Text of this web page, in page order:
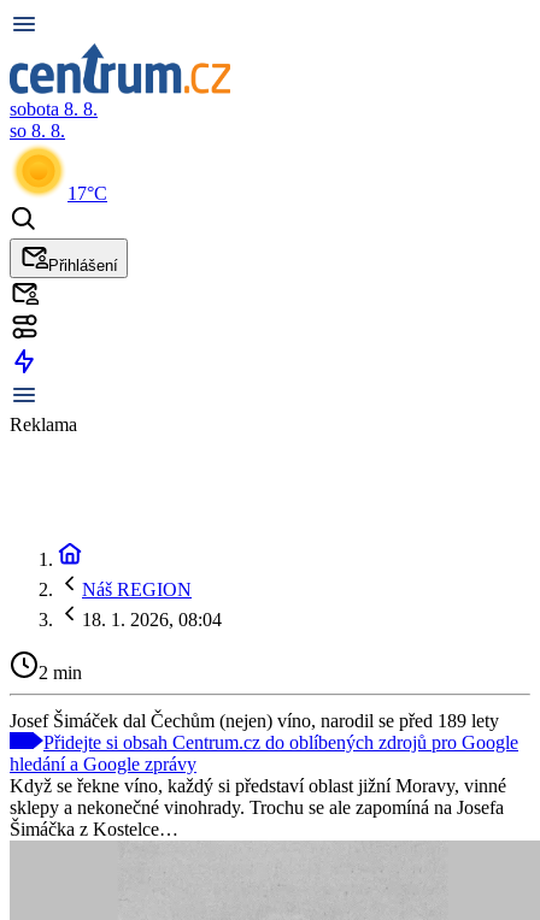
sobota 8. 8.
so 8. 8.
17°C
Přihlášení
Reklama
Náš REGION
18. 1. 2026, 08:04
2 min
Josef Šimáček dal Čechům (nejen) víno, narodil se před 189 lety
Přidejte si obsah Centrum.cz do oblíbených zdrojů pro Google
hledání a Google zprávy
Když se řekne víno, každý si představí oblast jižní Moravy, vinné
sklepy a nekonečné vinohrady. Trochu se ale zapomíná na Josefa
Šimáčka z Kostelce…